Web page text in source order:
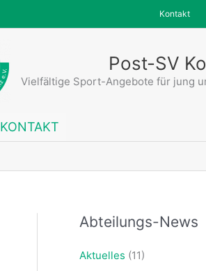
Kontakt
Post-SV
Vielfältige Sport-Angebote für jung
KONTAKT
Abteilungs-News
Aktuelles (11)